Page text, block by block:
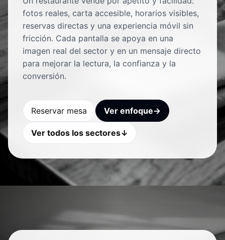
fotos reales, carta accesible, horarios visibles,
reservas directas y una experiencia móvil sin
fricción. Cada pantalla se apoya en una
imagen real del sector y en un mensaje directo
para mejorar la lectura, la confianza y la
conversión.
Reservar mesa Ver enfoque→
Ver todos los sectores↓